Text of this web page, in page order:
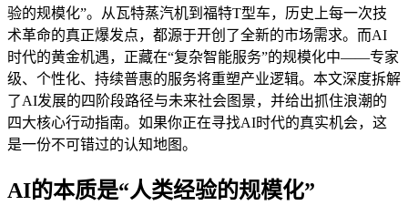
验的规模化”。从瓦特蒸汽机到福特T型车，历史上每一次技
术革命的真正爆发点，都源于开创了全新的市场需求。而AI
时代的黄金机遇，正藏在“复杂智能服务”的规模化中——专家
级、个性化、持续普惠的服务将重塑产业逻辑。本文深度拆解
了AI发展的四阶段路径与未来社会图景，并给出抓住浪潮的
四大核心行动指南。如果你正在寻找AI时代的真实机会，这
是一份不可错过的认知地图。
AI的本质是“人类经验的规模化”